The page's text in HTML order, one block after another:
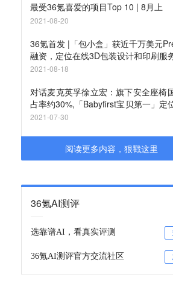
最受36氪喜爱的项目Top 10 | 8月上
2021-08-20
36氪首发 |「包小盒」获近千万美元
融资，定位在线3D包装设计和印刷服
2021-08-18
对话麦克英孚徐立宏：旗下安全座椅
占率约30%,「Babyfirst宝贝第一」定
端国货品牌
2021-07-30
阅读更多内容，狠戳这里
36氪AI测评
选靠谱AI，看真实评测
36氪AI测评官方交流社区